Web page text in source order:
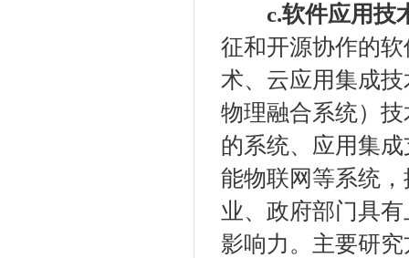
c.软件应用技
征和开源协作的
术、云应用集成
物理融合系统）
的系统、应用集
能物联网等系统
业、政府部门具
影响力。主要研